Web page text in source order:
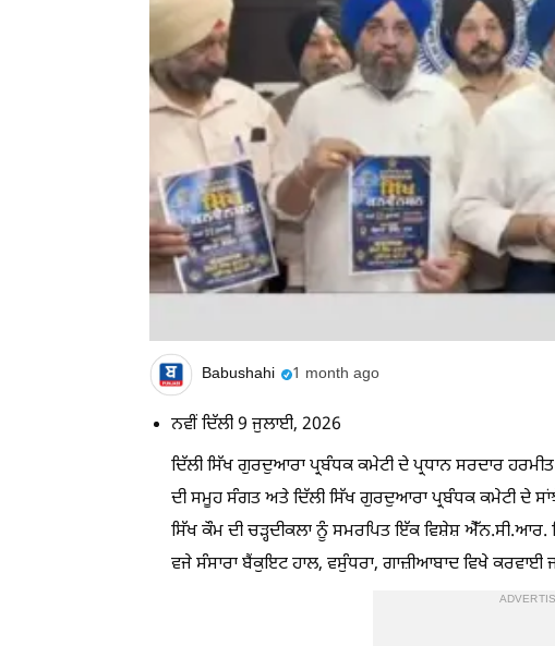
Babushahi 1 month ago
ਨਵੀਂ ਦਿੱਲੀ 9 ਜੁਲਾਈ, 2026
ਦਿੱਲੀ ਸਿੱਖ ਗੁਰਦੁਆਰਾ ਪ੍ਰਬੰਧਕ ਕਮੇਟੀ ਦੇ ਪ੍ਰਧਾਨ ਸਰਦਾਰ
ਦੀ ਸਮੂਹ ਸੰਗਤ ਅਤੇ ਦਿੱਲੀ ਸਿੱਖ ਗੁਰਦੁਆਰਾ ਪ੍ਰਬੰਧਕ ਕਮੇਟੀ ਦੇ
ਸਿੱਖ ਕੌਮ ਦੀ ਚੜ੍ਹਦੀਕਲਾ ਨੂੰ ਸਮਰਪਿਤ ਇੱਕ ਵਿਸ਼ੇਸ਼
ਵਜੇ ਸੰਸਾਰਾ ਬੈਂਕੁਇਟ ਹਾਲ, ਵਸੁੰਧਰਾ, ਗਾਜ਼ੀਆਬਾਦ ਵਿਖੇ ਕਰਵਾਈ